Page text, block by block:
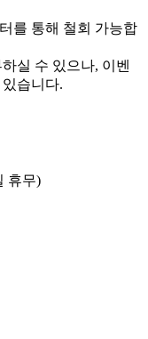
를 통해 철회 가능합
실 수 있으나, 이벤
습니다.
휴무)